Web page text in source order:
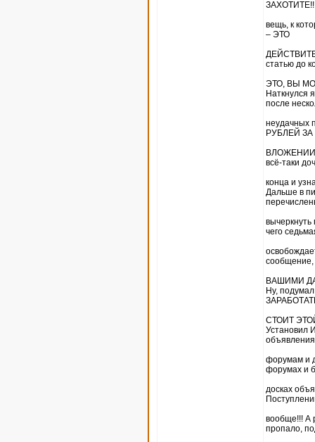
вещь, к
– ЭТО
статью до
ЭТО, ВЫ
Наткнулся
после
неудачных
РУБЛЕЙ
ВЛОЖЕНИИ
всё-таки
конца и
Дальше в
вычеркнуть
чего
сообщение,
ВАШИМИ
Ну,
СТОИТ
Установил
форумам и
форумах и
досках
вообще!!! А
пропало,